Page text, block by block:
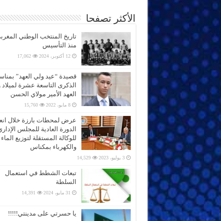
الأكثر تصفحا
تاريخ المنتخب الوطني
منذ التأسيس
12 أكتوبر، 2024 17,062
قصيدة “عيد ولي العهد”
الذكرى التاسعة عشرة
العهد الأمير مولاي الحسن
8 مايو، 2022 15,760
عرض لمحطات بارزة خلال
الدورة العادية للمجلس
للوكالة المستقلة لتوزيع الماء
والكهرباء بمكناس
3 يوليو، 2023 14,529
تبعات الشطط في استعمال
السلطة
31 مايو، 2024 14,391
يا حسرتي على مدينتي!!!!!